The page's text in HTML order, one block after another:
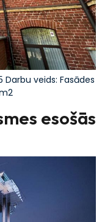
veids: Fasādes
esošās